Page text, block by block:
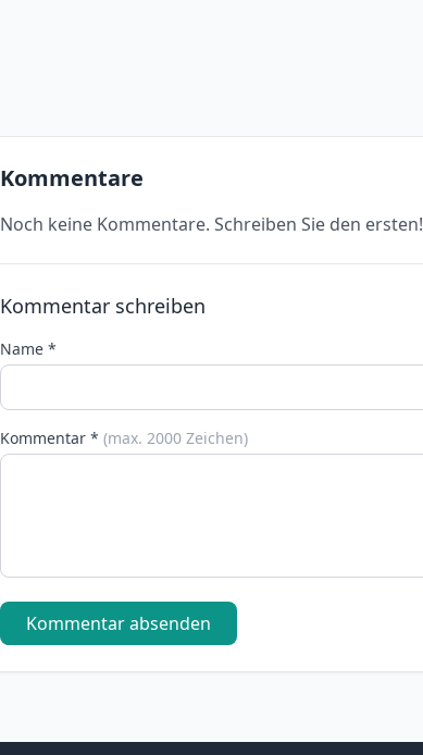
Kommentare
Noch keine Kommentare. Schreiben Sie den ersten!
Kommentar schreiben
Name *
Kommentar * (max. 2000 Zeichen)
Kommentar absenden